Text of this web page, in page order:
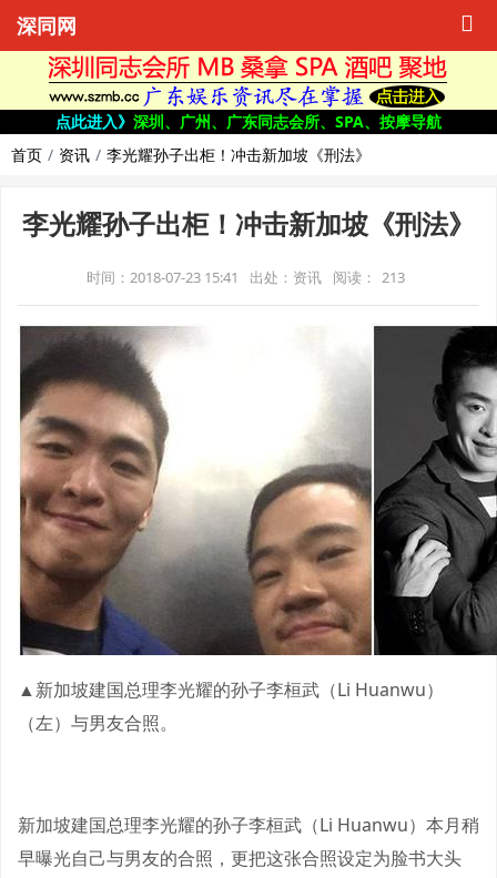
深同网
点此进入》 深圳、广州、广东同志会所、SPA、按摩导航
首页
资讯 李光耀孙子出柜！冲击新加坡《刑法》
李光耀孙子出柜！冲击新加坡《刑法》
时间：2018-07-23 15:41 出处：资讯 阅读： 213
▲新加坡建国总理李光耀的孙子李桓武（Li Huanwu）
（左）与男友合照。
新加坡建国总理李光耀的孙子李桓武（Li Huanwu）本月稍
早曝光自己与男友的合照，更把这张合照设定为脸书大头